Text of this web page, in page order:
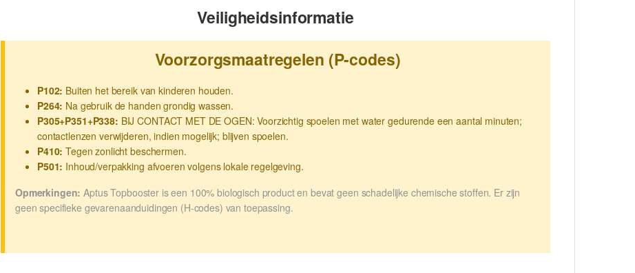
Veiligheidsinformatie
Voorzorgsmaatregelen (P-codes)
P102: Buiten het bereik van kinderen houden.
P264: Na gebruik de handen grondig wassen.
P305+P351+P338: BIJ CONTACT MET DE OGEN: Voorzichtig spoelen met water gedurende een aantal minuten;
contactlenzen verwijderen, indien mogelijk; blijven spoelen.
P410: Tegen zonlicht beschermen.
P501: Inhoud/verpakking afvoeren volgens lokale regelgeving.
Opmerkingen: Aptus Topbooster is een 100% biologisch product en bevat geen schadelijke chemische stoffen. Er zijn
geen specifieke gevarenaanduidingen (H-codes) van toepassing.